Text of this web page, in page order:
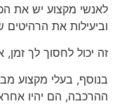
לאנשי מקצוע יש את
וביעילות את
זה יכול לחסוך לך זמן,
בנוסף, בעלי מקצוע
ההרכבה, הם יהיו